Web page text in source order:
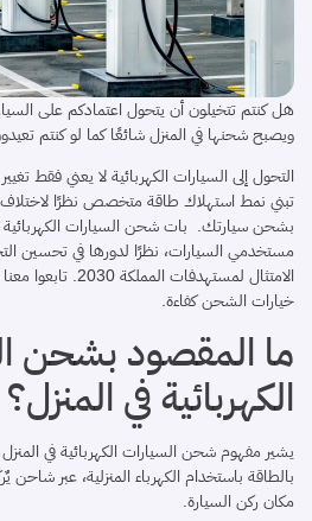
هل كنتم تتخيلون أن يتحول اعتمادكم على
ويصبح شحنها في المنزل شائعًا كما لو كنتم
التحول إلى السيارات الكهربائية لا يعني فقط
تبني نمط استهلاك طاقة متخصص نظرًا لاختلاف
بشحن سيارتك. بات شحن السيارات الكهربائية
مستخدمي السيارات، نظرًا لدورها في تحسين
الامتثال لمستهدفات
خيارات الشحن كفاءة.
ما المقصود بشحن
الكهربائية في المنزل؟
يشير مفهوم شحن السيارات الكهربائية في المنزل
بالطاقة باستخدام الكهرباء المنزلية، عبر
مكان ركن السيارة.